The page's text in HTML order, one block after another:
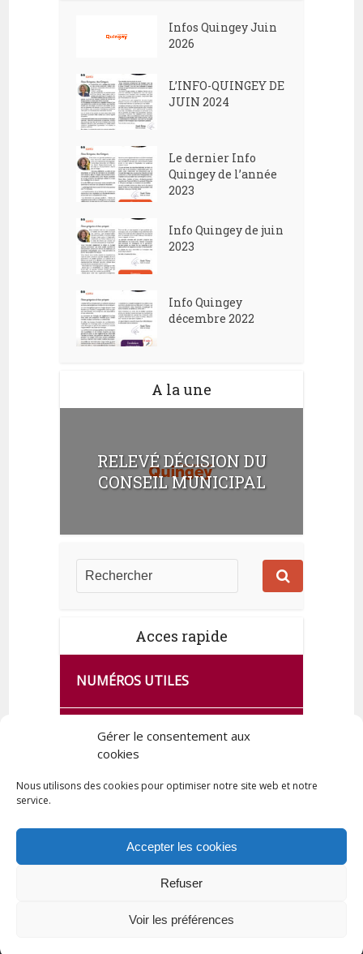
Gérer le consentement aux
cookies
Nous utilisons des cookies pour optimiser notre site web et notre
service.
Accepter les cookies
Refuser
Voir les préférences
Infos Quingey Juin
2026
L’INFO-QUINGEY DE
JUIN 2024
Le dernier Info
Quingey de l’année
2023
Info Quingey de juin
2023
Info Quingey
décembre 2022
A la une
RELEVÉ DÉCISION DU
CONSEIL MUNICIPAL
Acces rapide
NUMÉROS UTILES
CA SE PASSE À FRANCE SERVICES
DE QUINGEY
Tous droits réservés © 2023 Commune de Quingey / Création -